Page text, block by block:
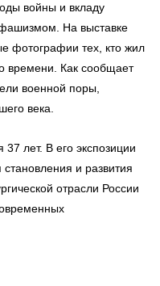
войны и вкладу
На выставке
фотографии тех, кто жил
времени. Как сообщает
военной поры,
века.
лет. В его экспозиции
и развития
отрасли России